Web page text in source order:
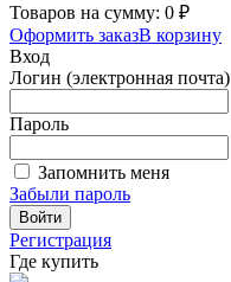
Товаров на сумму: 0 ₽
Оформить заказВ корзину
Вход
Логин (электронная почта)
Пароль
Запомнить меня
Забыли пароль
Войти
Регистрация
Где купить